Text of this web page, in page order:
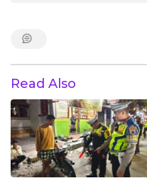
Read Also